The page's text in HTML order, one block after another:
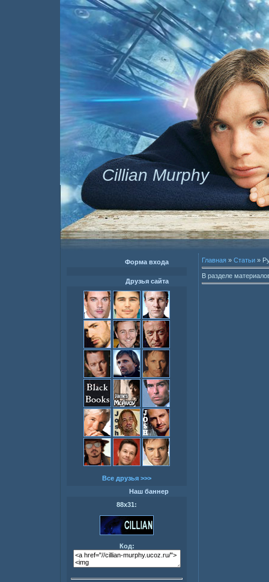
Cillian Murphy
Форма входа
Друзья сайта
Все друзья >>>
Наш баннер
88х31:
Код:
Главная » Статьи »
В разделе